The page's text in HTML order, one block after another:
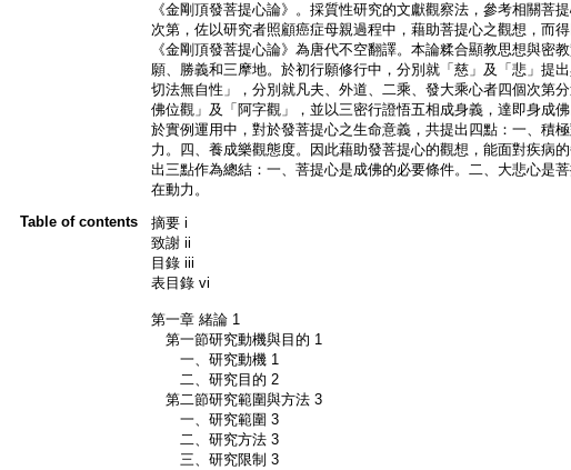
《金剛頂發菩提心論》。採質性研究的文獻觀察法，參考相關菩
次第，佐以研究者照顧癌症母親過程中，藉助菩提心之觀想，而得
《金剛頂發菩提心論》為唐代不空翻譯。本論糅合顯教思想與密
願、勝義和三摩地。於初行願修行中，分別就「慈」及「悲」提
切法無自性」，分別就凡夫、外道、二乘、發大乘心者四個次第
佛位觀」及「阿字觀」，並以三密行證悟五相成身義，達即身成佛
於實例運用中，對於發菩提心之生命意義，共提出四點：一、積
力。四、養成樂觀態度。因此藉助發菩提心的觀想，能面對疾病
出三點作為總結：一、菩提心是成佛的必要條件。二、大悲心是
在動力。
Table of contents
摘要 i
致謝 ii
目錄 iii
表目錄 vi
第一章 緒論 1
第一節研究動機與目的 1
一、研究動機 1
二、研究目的 2
第二節研究範圍與方法 3
一、研究範圍 3
二、研究方法 3
三、研究限制 3